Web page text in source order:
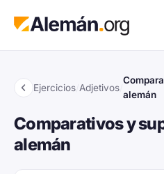
Ejercicios Adjetivos
alemán
Comparativos y
alemán